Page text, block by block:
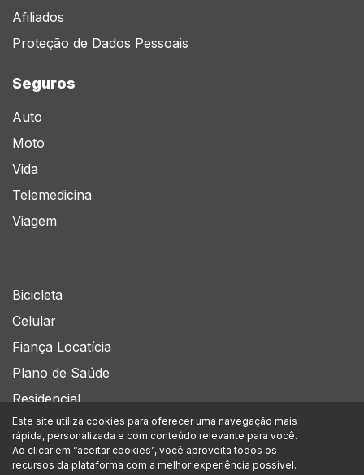
Afiliados
Proteção de Dados Pessoais
Seguros
Auto
Moto
Vida
Telemedicina
Viagem
Bicicleta
Celular
Fiança Locatícia
Plano de Saúde
Residencial
Siga-nos no
Este site utiliza cookies para oferecer uma navegação mais
rápida, personalizada e com conteúdo relevante para você.
Ao clicar em “aceitar cookies”, você aproveita todos os
recursos da plataforma com a melhor experiência possível.